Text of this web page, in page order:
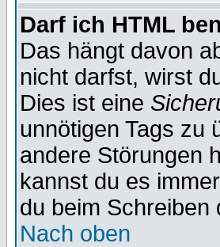
Darf ich HTML
Das hängt davon
nicht darfst, wirst
Dies ist eine
unnötigen Tags zu
andere Störungen
kannst du es
du beim
Nach oben